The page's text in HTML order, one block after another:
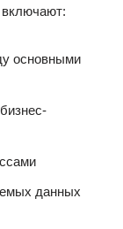
включают:
основными
данных